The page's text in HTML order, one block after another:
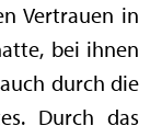
Vertrauen in
bei ihnen
durch die
Durch das